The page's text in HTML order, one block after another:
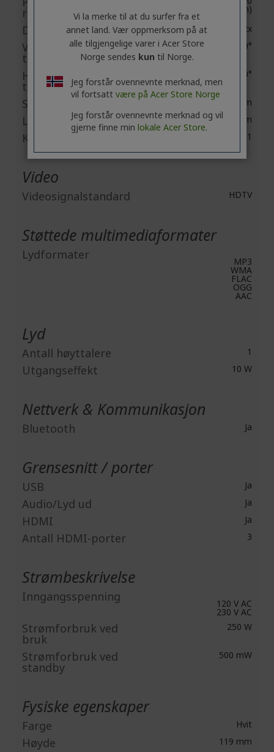
radius mm@2000 mm)
Digital zoom 2x
Vertikal
trapeskorreksjon
-30°/+30°
Horisontal
trapeskorreksjon
-30°/+30°
Standard lysstyrke 5500 lm
Lav lysstyrke 4400 lm
Kontrastforhold 50,000:1
Video
Videosignalstandard HDTV
Støttede multimediaformater
Lydformater MP3
WMA
FLAC
OGG
AAC
Lyd
Antall høyttalere 1
Utgangseffekt 10 W
Nettverk & Kommunikasjon
Bluetooth Ja
Grensesnitt / porter
USB Ja
Audio/Lyd ud Ja
HDMI Ja
Antall HDMI-porter 3
Strømbeskrivelse
Inngangsspenning 120 V AC
230 V AC
Strømforbruk ved
bruk
250 W
Strømforbruk ved
standby
500 mW
Fysiske egenskaper
Farge Hvit
Høyde 119 mm
Vi la merke til at du surfer fra et
annet land. Vær oppmerksom på at
alle tilgjengelige varer i Acer Store
Norge sendes kun til Norge.
Jeg forstår ovennevnte merknad, men
vil fortsatt være på Acer Store Norge
Jeg forstår ovennevnte merknad og vil
gjerne finne min lokale Acer Store.